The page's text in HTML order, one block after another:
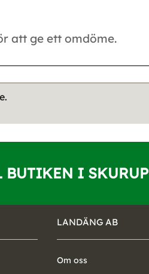
BUTIKEN I SKURUP
LANDÄNG AB
Om oss